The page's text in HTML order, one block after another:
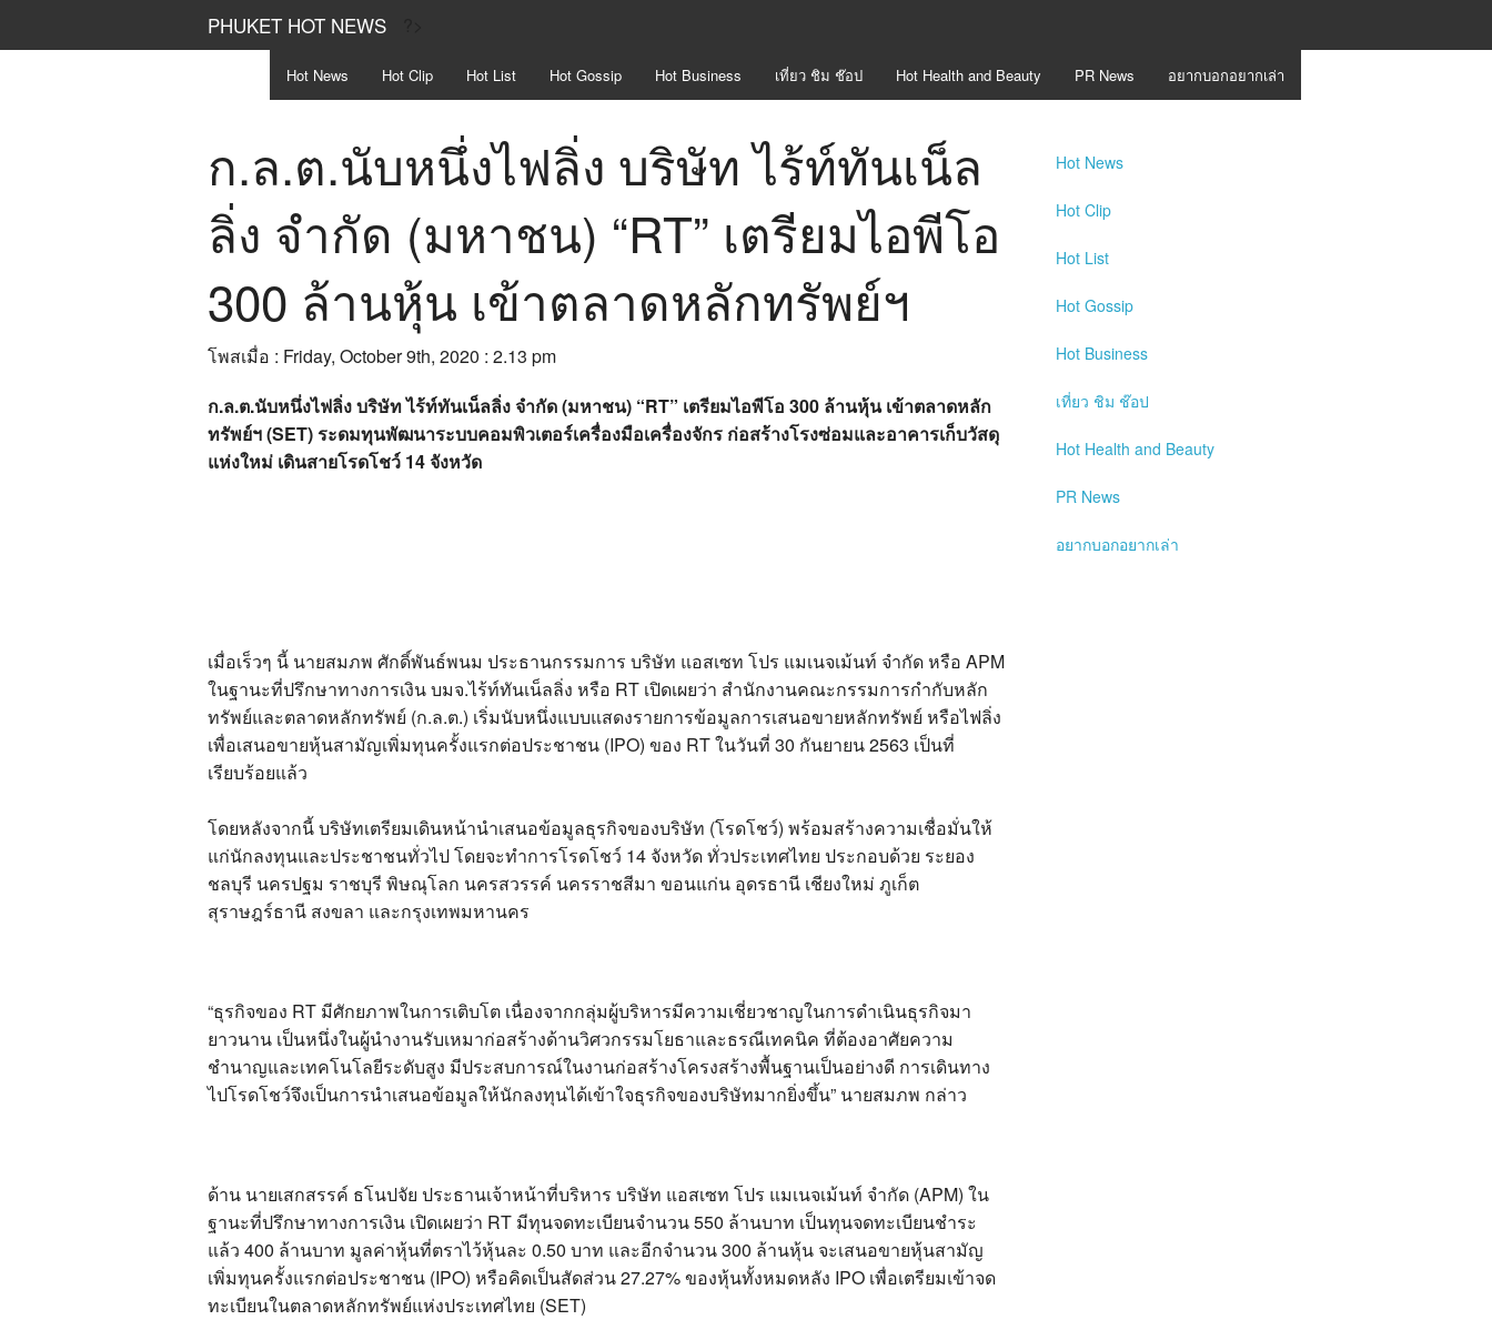
PHUKET HOT NEWS
Hot News Hot Clip Hot List Hot Gossip Hot Business เที่ยว ชิม ช๊อป Hot Health and Beauty PR News อยากบอกอยากเล่า
ก.ล.ต.นับหนึ่งไฟลิ่ง บริษัท ไร้ท์ทันเน็ล
ลิ่ง จำกัด (มหาชน) “RT” เตรียมไอพีโอ
300 ล้านหุ้น เข้าตลาดหลักทรัพย์ฯ
โพสเมื่อ : Friday, October 9th, 2020 : 2.13 pm
ก.ล.ต.นับหนึ่งไฟลิ่ง บริษัท ไร้ท์ทันเน็ลลิ่ง จำกัด (มหาชน) “RT” เตรียมไอพีโอ 300 ล้านหุ้น เข้าตลาดหลัก
ทรัพย์ฯ (SET) ระดมทุนพัฒนาระบบคอมพิวเตอร์เครื่องมือเครื่องจักร ก่อสร้างโรงซ่อมและอาคารเก็บวัสดุ
แห่งใหม่ เดินสายโรดโชว์ 14 จังหวัด
เมื่อเร็วๆ นี้ นายสมภพ ศักดิ์พันธ์พนม ประธานกรรมการ บริษัท แอสเซท โปร แมเนจเม้นท์ จำกัด หรือ APM
ในฐานะที่ปรึกษาทางการเงิน บมจ.ไร้ท์ทันเน็ลลิ่ง หรือ RT เปิดเผยว่า สำนักงานคณะกรรมการกำกับหลัก
ทรัพย์และตลาดหลักทรัพย์ (ก.ล.ต.) เริ่มนับหนึ่งแบบแสดงรายการข้อมูลการเสนอขายหลักทรัพย์ หรือไฟลิ่ง
เพื่อเสนอขายหุ้นสามัญเพิ่มทุนครั้งแรกต่อประชาชน (IPO) ของ RT ในวันที่ 30 กันยายน 2563 เป็นที่
เรียบร้อยแล้ว
โดยหลังจากนี้ บริษัทเตรียมเดินหน้านำเสนอข้อมูลธุรกิจของบริษัท (โรดโชว์) พร้อมสร้างความเชื่อมั่นให้
แก่นักลงทุนและประชาชนทั่วไป โดยจะทำการโรดโชว์ 14 จังหวัด ทั่วประเทศไทย ประกอบด้วย ระยอง
ชลบุรี นครปฐม ราชบุรี พิษณุโลก นครสวรรค์ นครราชสีมา ขอนแก่น อุดรธานี เชียงใหม่ ภูเก็ต
สุราษฎร์ธานี สงขลา และกรุงเทพมหานคร
“ธุรกิจของ RT มีศักยภาพในการเติบโต เนื่องจากกลุ่มผู้บริหารมีความเชี่ยวชาญในการดำเนินธุรกิจมา
ยาวนาน เป็นหนึ่งในผู้นำงานรับเหมาก่อสร้างด้านวิศวกรรมโยธาและธรณีเทคนิค ที่ต้องอาศัยความ
ชำนาญและเทคโนโลยีระดับสูง มีประสบการณ์ในงานก่อสร้างโครงสร้างพื้นฐานเป็นอย่างดี การเดินทาง
ไปโรดโชว์จึงเป็นการนำเสนอข้อมูลให้นักลงทุนได้เข้าใจธุรกิจของบริษัทมากยิ่งขึ้น” นายสมภพ กล่าว
ด้าน นายเสกสรรค์ ธโนปจัย ประธานเจ้าหน้าที่บริหาร บริษัท แอสเซท โปร แมเนจเม้นท์ จำกัด (APM) ใน
ฐานะที่ปรึกษาทางการเงิน เปิดเผยว่า RT มีทุนจดทะเบียนจำนวน 550 ล้านบาท เป็นทุนจดทะเบียนชำระ
แล้ว 400 ล้านบาท มูลค่าหุ้นที่ตราไว้หุ้นละ 0.50 บาท และอีกจำนวน 300 ล้านหุ้น จะเสนอขายหุ้นสามัญ
เพิ่มทุนครั้งแรกต่อประชาชน (IPO) หรือคิดเป็นสัดส่วน 27.27% ของหุ้นทั้งหมดหลัง IPO เพื่อเตรียมเข้าจด
ทะเบียนในตลาดหลักทรัพย์แห่งประเทศไทย (SET)
Hot News
Hot Clip
Hot List
Hot Gossip
Hot Business
เที่ยว ชิม ช๊อป
Hot Health and Beauty
PR News
อยากบอกอยากเล่า